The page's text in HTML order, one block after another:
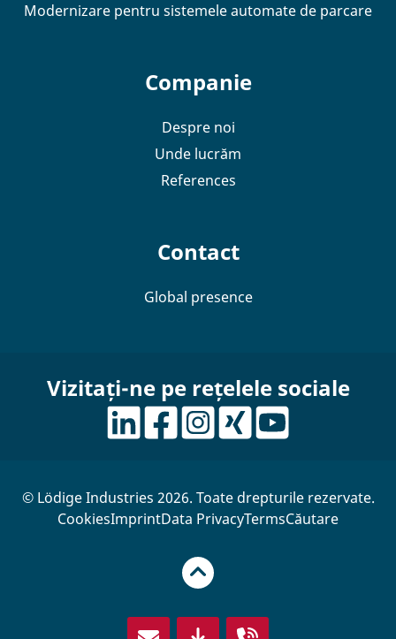
Modernizare pentru sistemele automate de parcare
Companie
Despre noi
Unde lucrăm
References
Contact
Global presence
Vizitați-ne pe rețelele sociale
© Lödige Industries 2026. Toate drepturile rezervate.
CookiesImprintData PrivacyTermsCăutare